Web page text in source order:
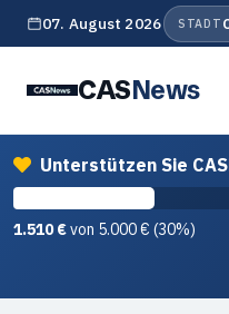
07. August 2026 STADT
CASNews
Unterstützen Sie
1.510 €von 5.000 € (30%)